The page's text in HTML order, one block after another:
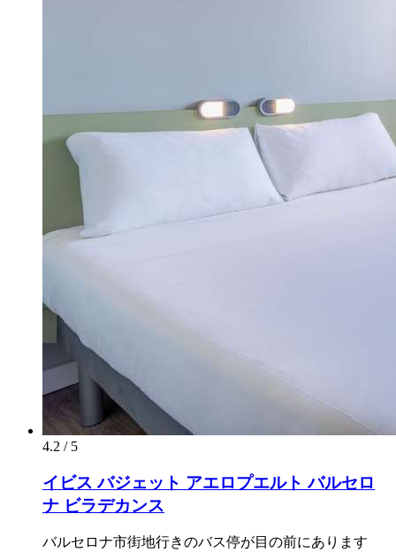
4.2 / 5
イビス バジェット アエロプエルト バルセロ
ナ ビラデカンス
バルセロナ市街地行きのバス停が目の前にあります